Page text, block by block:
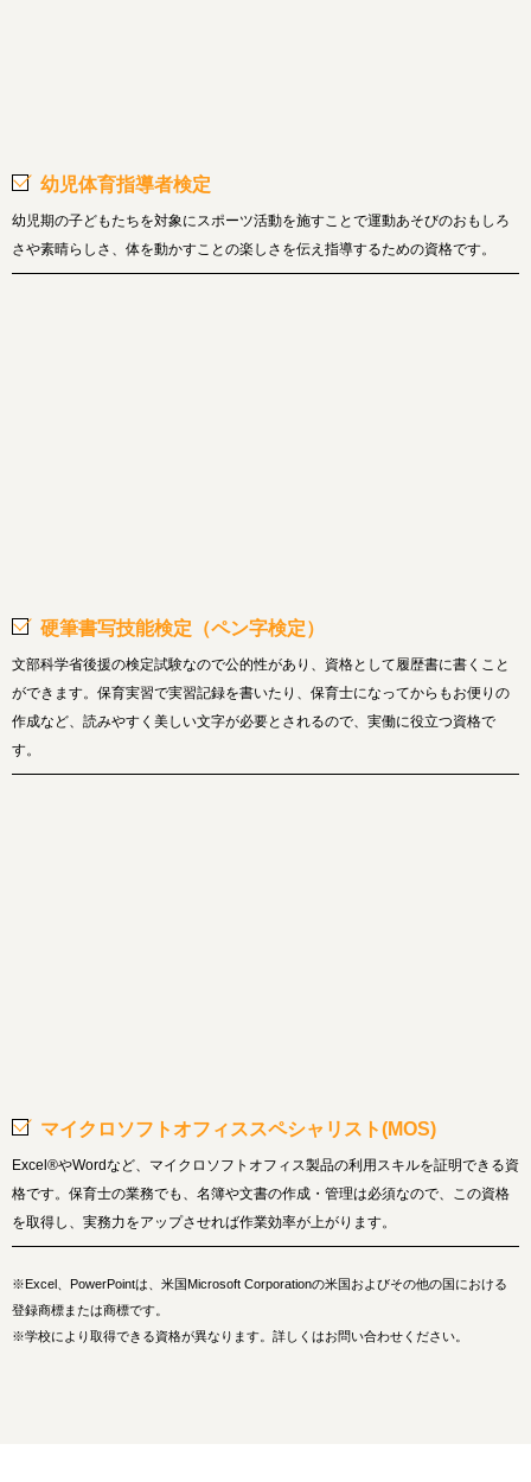
幼児体育指導者検定
幼児期の子どもたちを対象にスポーツ活動を施すことで運動あそびのおもしろ
さや素晴らしさ、体を動かすことの楽しさを伝え指導するための資格です。
硬筆書写技能検定（ペン字検定）
文部科学省後援の検定試験なので公的性があり、資格として履歴書に書くこと
ができます。保育実習で実習記録を書いたり、保育士になってからもお便りの
作成など、読みやすく美しい文字が必要とされるので、実働に役立つ資格で
す。
マイクロソフトオフィススペシャリスト(MOS)
Excel®やWordなど、マイクロソフトオフィス製品の利用スキルを証明できる資
格です。保育士の業務でも、名簿や文書の作成・管理は必須なので、この資格
を取得し、実務力をアップさせれば作業効率が上がります。
※Excel、PowerPointは、米国Microsoft Corporationの米国およびその他の国における
登録商標または商標です。
※学校により取得できる資格が異なります。詳しくはお問い合わせください。